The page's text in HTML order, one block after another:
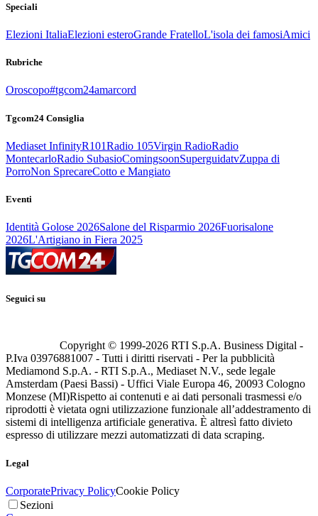
Speciali
Elezioni ItaliaElezioni esteroGrande FratelloL'isola dei famosiAmici
Rubriche
Oroscopo#tgcom24amarcord
Tgcom24 Consiglia
Mediaset InfinityR101Radio 105Virgin RadioRadio
MontecarloRadio SubasioComingsoonSuperguidatvZuppa di
PorroNon SprecareCotto e Mangiato
Eventi
Identità Golose 2026Salone del Risparmio 2026Fuorisalone
2026L'Artigiano in Fiera 2025
Seguici su
Copyright © 1999-2026 RTI S.p.A. Business Digital -
P.Iva 03976881007 - Tutti i diritti riservati - Per la pubblicità
Mediamond S.p.A. - RTI S.p.A., Mediaset N.V., sede legale
Amsterdam (Paesi Bassi) - Uffici Viale Europa 46, 20093 Cologno
Monzese (MI)Rispetto ai contenuti e ai dati personali trasmessi e/o
riprodotti è vietata ogni utilizzazione funzionale all’addestramento di
sistemi di intelligenza artificiale generativa. È altresì fatto divieto
espresso di utilizzare mezzi automatizzati di data scraping.
Legal
CorporatePrivacy PolicyCookie Policy
Sezioni